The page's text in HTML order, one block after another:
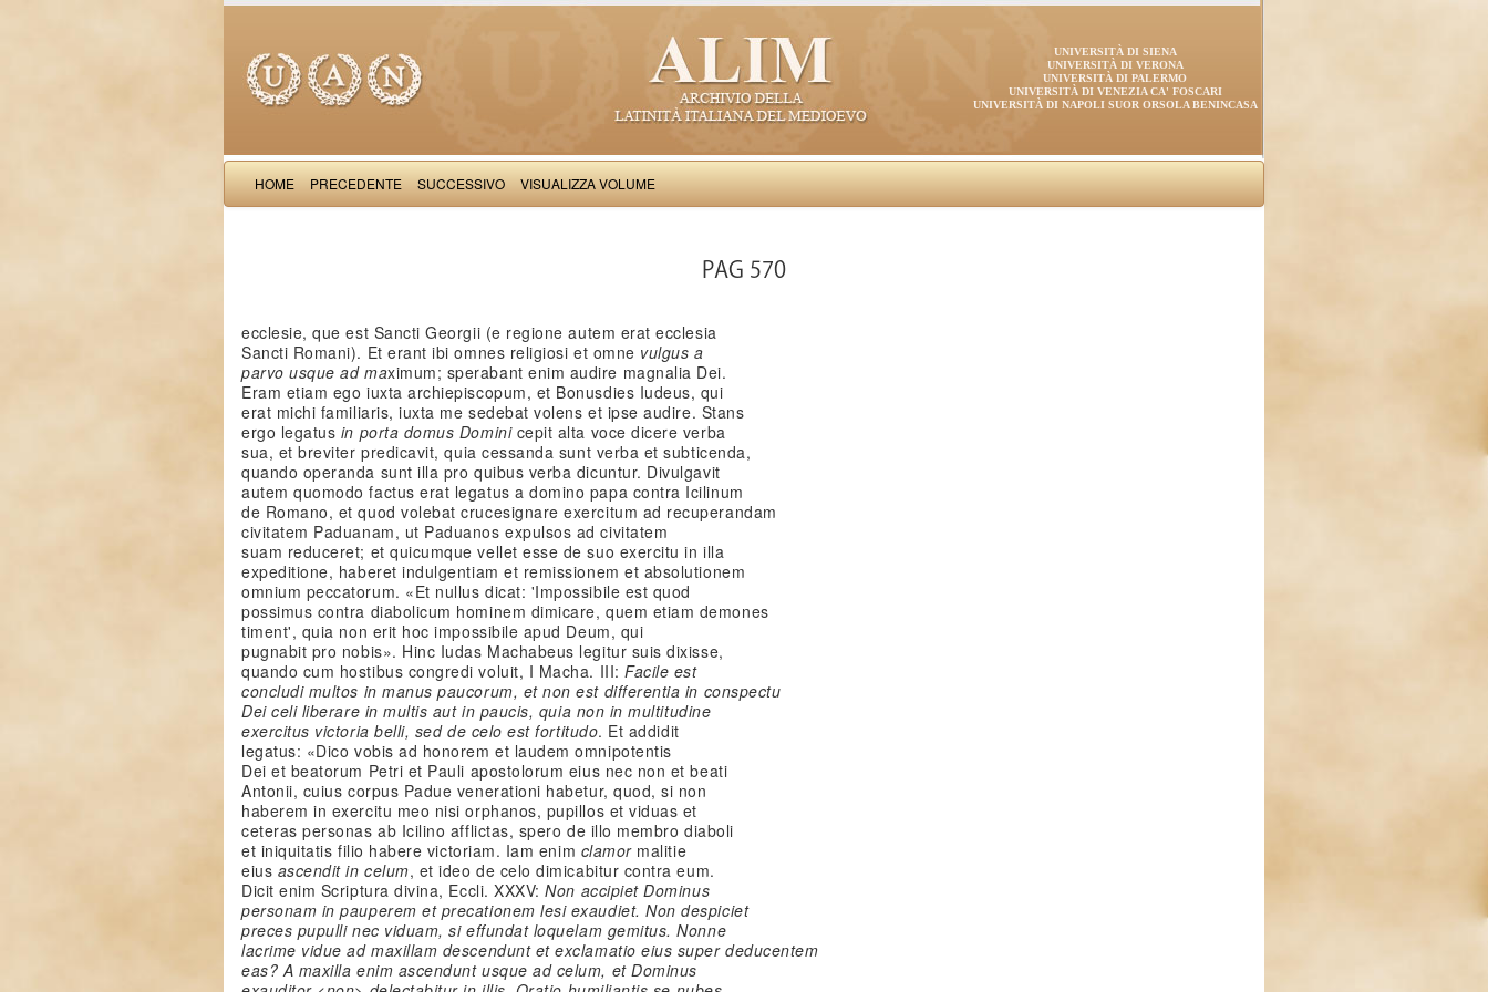
UNIVERSITÀ DI SIENA
UNIVERSITÀ DI VERONA
UNIVERSITÀ DI PALERMO
UNIVERSITÀ DI VENEZIA CA' FOSCARI
UNIVERSITÀ DI NAPOLI SUOR ORSOLA BENINCASA
HOME PRECEDENTE SUCCESSIVO VISUALIZZA VOLUME
PAG 570
ecclesie, que est Sancti Georgii (e regione autem erat ecclesia
Sancti Romani). Et erant ibi omnes religiosi et omne vulgus a
parvo usque ad maximum; sperabant enim audire magnalia Dei.
Eram etiam ego iuxta archiepiscopum, et Bonusdies Iudeus, qui
erat michi familiaris, iuxta me sedebat volens et ipse audire. Stans
ergo legatus in porta domus Domini cepit alta voce dicere verba
sua, et breviter predicavit, quia cessanda sunt verba et subticenda,
quando operanda sunt illa pro quibus verba dicuntur. Divulgavit
autem quomodo factus erat legatus a domino papa contra Icilinum
de Romano, et quod volebat crucesignare exercitum ad recuperandam
civitatem Paduanam, ut Paduanos expulsos ad civitatem
suam reduceret; et quicumque vellet esse de suo exercitu in illa
expeditione, haberet indulgentiam et remissionem et absolutionem
omnium peccatorum. «Et nullus dicat: 'Impossibile est quod
possimus contra diabolicum hominem dimicare, quem etiam demones
timent', quia non erit hoc impossibile apud Deum, qui
pugnabit pro nobis». Hinc Iudas Machabeus legitur suis dixisse,
quando cum hostibus congredi voluit, I Macha. III: Facile est
concludi multos in manus paucorum, et non est differentia in conspectu
Dei celi liberare in multis aut in paucis, quia non in multitudine
exercitus victoria belli, sed de celo est fortitudo. Et addidit
legatus: «Dico vobis ad honorem et laudem omnipotentis
Dei et beatorum Petri et Pauli apostolorum eius nec non et beati
Antonii, cuius corpus Padue venerationi habetur, quod, si non
haberem in exercitu meo nisi orphanos, pupillos et viduas et
ceteras personas ab Icilino afflictas, spero de illo membro diaboli
et iniquitatis filio habere victoriam. Iam enim clamor malitie
eius ascendit in celum, et ideo de celo dimicabitur contra eum.
Dicit enim Scriptura divina, Eccli. XXXV:Non accipiet Dominus
personam in pauperem et precationem lesi exaudiet. Non despiciet
preces pupulli nec viduam, si effundat loquelam gemitus. Nonne
lacrime vidue ad maxillam descendunt et exclamatio eius super deducentem
eas? A maxilla enim ascendunt usque ad celum, et Dominus